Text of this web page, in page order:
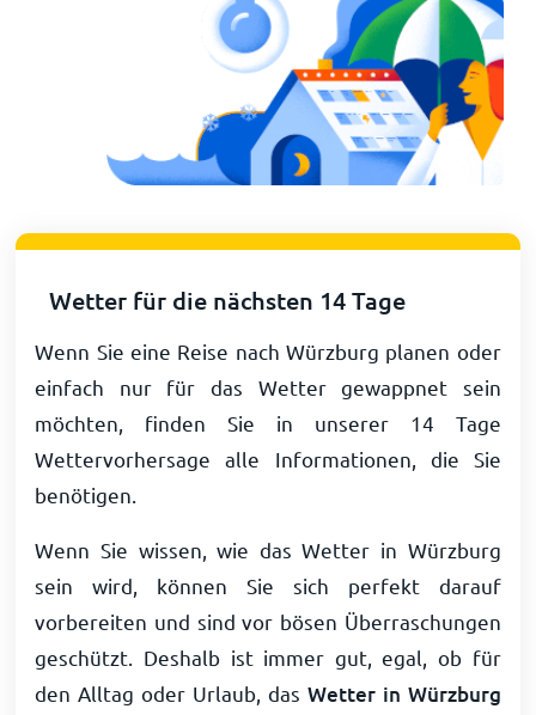
Wetter für die nächsten 14 Tage
Wenn Sie eine Reise nach Würzburg planen oder
einfach nur für das Wetter gewappnet sein
möchten, finden Sie in unserer 14 Tage
Wettervorhersage alle Informationen, die Sie
benötigen.
Wenn Sie wissen, wie das Wetter in Würzburg
sein wird, können Sie sich perfekt darauf
vorbereiten und sind vor bösen Überraschungen
geschützt. Deshalb ist immer gut, egal, ob für
den Alltag oder Urlaub, das Wetter in Würzburg